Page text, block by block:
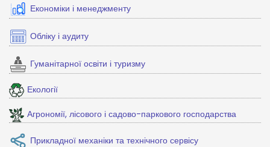
Економіки і менеджменту
Обліку і аудиту
Гуманітарної освіти і туризму
Екології
Агрономії, лісового і садово-паркового господарства
Прикладної механіки та технічного сервісу